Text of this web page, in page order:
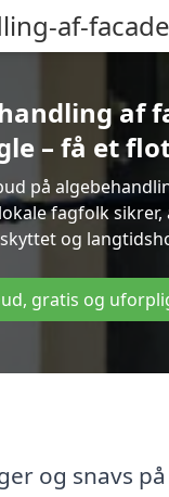
af-
af
– få et
på
fagfolk
og
gratis og
og snavs